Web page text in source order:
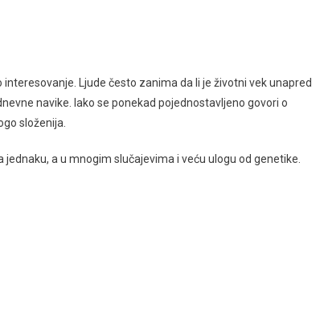
Ljude često zanima da li je životni vek unapred
navike. Iako se ponekad pojednostavljeno govori o
složenija.
a u mnogim slučajevima i veću ulogu od genetike.